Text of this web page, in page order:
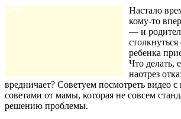
8780
Настало
кому-то
— и
ребенка
Что делать,
наотрез
вредничает? Советуем посмотреть видео
советами от мамы, которая не совсем
решению проблемы.